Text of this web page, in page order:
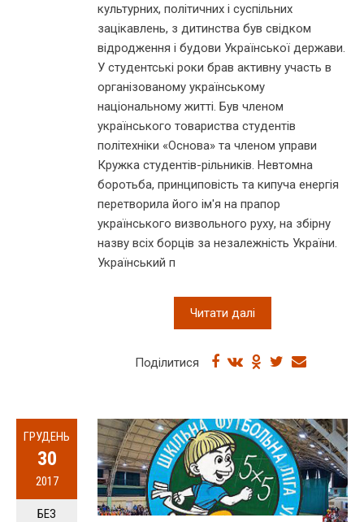
культурних, політичних і суспільних
зацікавлень, з дитинства був свідком
відродження і будови Української держави.
У студентські роки брав активну участь в
організованому українському
національному житті. Був членом
українського товариства студентів
політехніки «Основа» та членом управи
Кружка студентів-рільників. Невтомна
боротьба, принциповість та кипуча енергія
перетворила його ім'я на прапор
українського визвольного руху, на збірну
назву всіх борців за незалежність України.
Український п
Читати далі
Поділитися
ГРУДЕНЬ
30
2017
БЕЗ